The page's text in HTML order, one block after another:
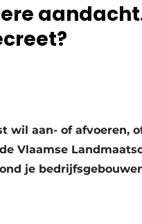
wil aan- of afvoeren,
Vlaamse
je